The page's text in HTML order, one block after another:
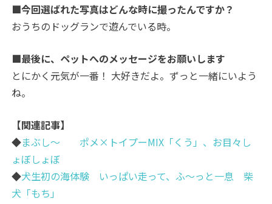
■今回選ばれた写真はどんな時に撮ったんですか？
おうちのドッグランで遊んでいる時。
■最後に、ペットへのメッセージをお願いします
とにかく元気が一番！ 大好きだよ。ずっと一緒にいよう
ね。
【関連記事】
◆まぶし～ ポメ×トイプーMIX「くう」、お目々し
ょぼしょぼ
◆犬生初の海体験 いっぱい走って、ふ～っと一息 柴
犬「もち」